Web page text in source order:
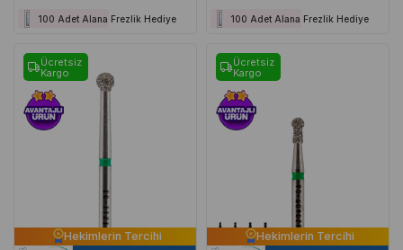
100 Adet Alana Frezlik Hediye 100 Adet Alana Frezlik Hediye
Hekimlerin Tercihi
Ücretsiz
Kargo
Hekimlerin Tercihi
Ücretsiz
Kargo